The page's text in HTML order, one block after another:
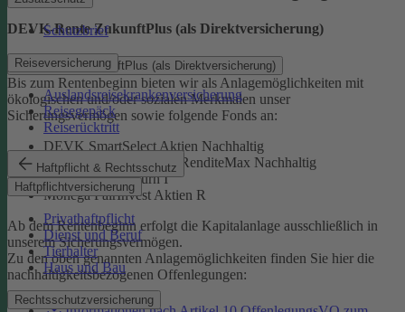
Schutzbrief
Reiseversicherung
Auslandsreisekrankenversicherung
Reisegepäck
Reiserücktritt
Haftpflicht & Rechtsschutz
Haftpflichtversicherung
Privathaftpflicht
Dienst und Beruf
Tierhalter
Haus und Bau
Rechtsschutzversicherung
DEVK-Rente ZukunftPlus (als Direktversicherung)
DEVK-Rente ZukunftPlus (als Direktversicherung)
Bis zum Rentenbeginn bieten wir als Anlagemöglichkeiten mit
ökologischen und/oder sozialen Merkmalen unser
Sicherungsvermögen sowie folgende Fonds an:
DEVK SmartSelect Aktien Nachhaltig
DEVK-Anlagekonzept RenditeMax Nachhaltig
Lupus Alpha Return I
Monega FairInvest Aktien R
Ab dem Rentenbeginn erfolgt die Kapitalanlage ausschließlich in
unserem Sicherungsvermögen.
Zu den oben genannten Anlagemöglichkeiten finden Sie hier die
nachhaltigkeitsbezogenen Offenlegungen: